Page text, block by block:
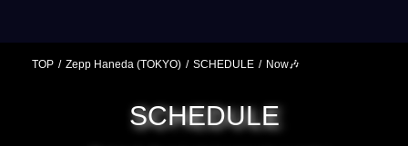
TOP Zepp Haneda (TOKYO) SCHEDULE Now🎶
SCHEDULE